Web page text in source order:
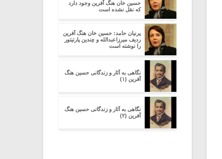
حسین خان هنگ آفرین وجود دارد
که نقل نشده است
پرنیان حامد: حسین خان هنگ آفرین
ردیف میرزاعبدالله و چندین پارتیتور
را نوشته است
نگاهی به آثار و زندگانی حسین هنگ
آفرین (۱)
نگاهی به آثار و زندگانی حسین هنگ
آفرین (۲)